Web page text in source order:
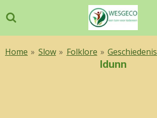
direct
naar
hoofdinhoud
Home » Slow » Folklore » Geschiedenis
Idunn